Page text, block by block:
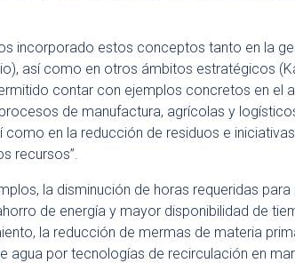
incorporado estos conceptos tanto en la
así como en otros ámbitos estratégicos
contar con ejemplos concretos en el
de manufactura, agrícolas y
como en la reducción de residuos e
recursos”.
la disminución de horas requeridas
de energía y mayor disponibilidad de
la reducción de mermas de materia
agua por tecnologías de recirculación en